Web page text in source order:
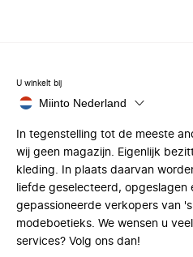
U winkelt bij
Miinto Nederland
In tegenstelling tot de meeste
wij geen magazijn. Eigenlijk
kleding. In plaats daarvan
liefde geselecteerd, opgeslagen
gepassioneerde verkopers van
modeboetieks. We wensen u
services? Volg ons dan!